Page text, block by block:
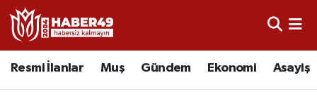
Resmi İlanlar Muş Gündem Ekonomi Asayiş
Resmi İlanlar
Asayiş
Uşak Nöbetçi Eczaneler
Uşak Hava Durumu